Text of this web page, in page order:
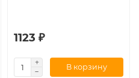
1123 ₽
В корзину